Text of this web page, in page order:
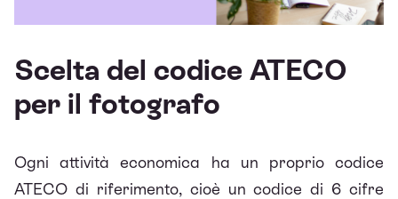
Scelta del codice ATECO
per il fotografo
Ogni attività economica ha un proprio codice
ATECO di riferimento, cioè un codice di 6 cifre